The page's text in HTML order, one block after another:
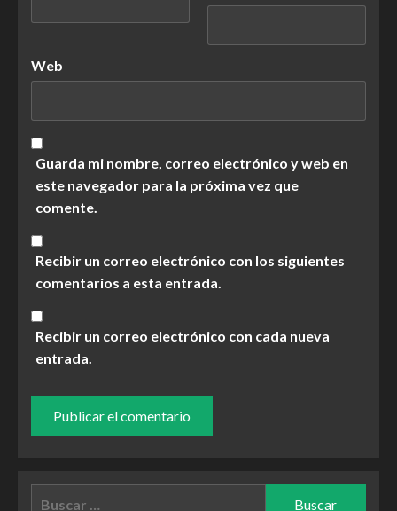
Web
Guarda mi nombre, correo electrónico y web en
este navegador para la próxima vez que
comente.
Recibir un correo electrónico con los siguientes
comentarios a esta entrada.
Recibir un correo electrónico con cada nueva
entrada.